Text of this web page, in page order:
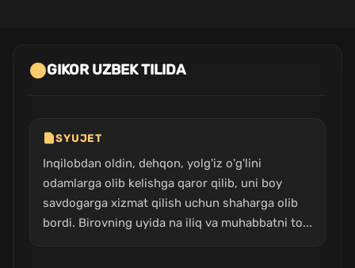
GIKOR UZBEK TILIDA
SYUJET
Inqilobdan oldin, dehqon, yolg'iz o'g'lini
odamlarga olib kelishga qaror qilib, uni boy
savdogarga xizmat qilish uchun shaharga olib
bordi. Birovning uyida na iliq va muhabbatni to...